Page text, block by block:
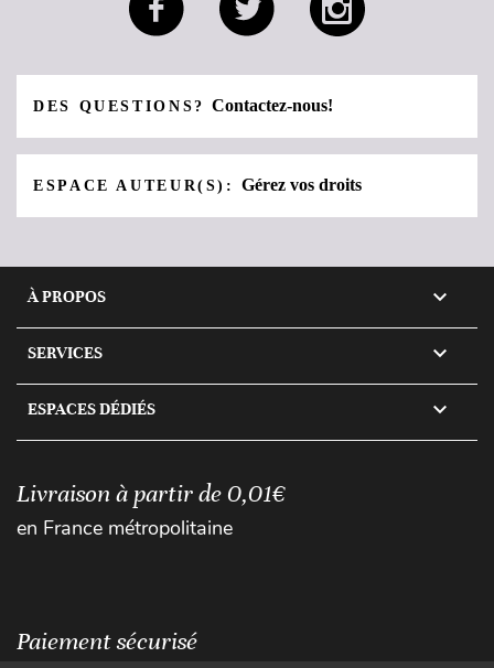
DES QUESTIONS?Contactez-nous!
ESPACE AUTEUR(S):Gérez vos droits
À PROPOS 
SERVICES 
ESPACES DÉDIÉS 
Livraison à partir de 0,01€
en France métropolitaine
Paiement sécurisé